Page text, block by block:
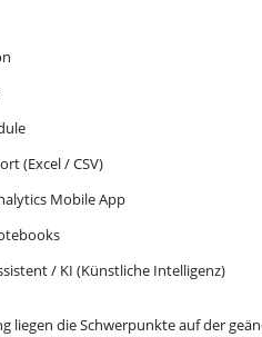
(Excel / CSV)
Mobile App
/ KI (Künstliche Intelligenz)
liegen die Schwerpunkte auf der